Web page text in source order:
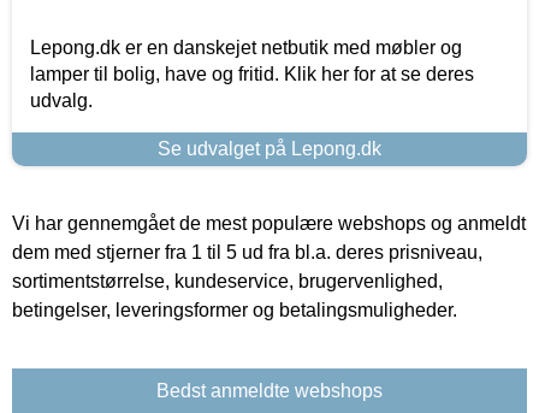
Lepong.dk er en danskejet netbutik med møbler og
lamper til bolig, have og fritid. Klik her for at se deres
udvalg.
Se udvalget på Lepong.dk
Vi har gennemgået de mest populære webshops og anmeldt
dem med stjerner fra 1 til 5 ud fra bl.a. deres prisniveau,
sortimentstørrelse, kundeservice, brugervenlighed,
betingelser, leveringsformer og betalingsmuligheder.
Bedst anmeldte webshops